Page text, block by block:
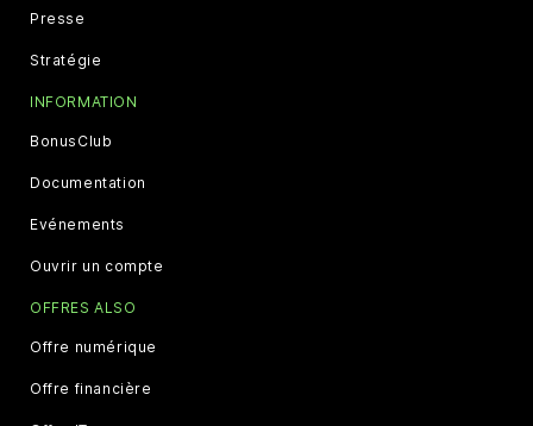
Presse
Stratégie
INFORMATION
BonusClub
Documentation
Evénements
Ouvrir un compte
OFFRES ALSO
Offre numérique
Offre financière